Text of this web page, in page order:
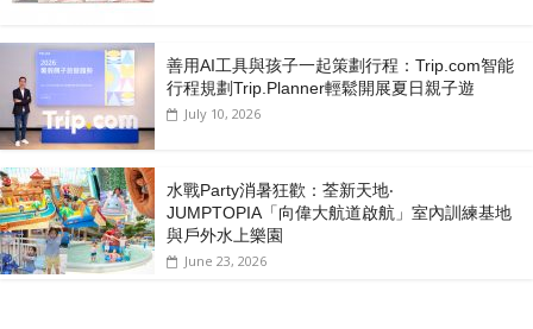
善用AI工具與孩子一起策劃行程：Trip.com智能
行程規劃Trip.Planner輕鬆開展夏日親子遊
July 10, 2026
水戰Party消暑狂歡：荃新天地‧
JUMPTOPIA「向偉大航道啟航」室內訓練基地
與戶外水上樂園
June 23, 2026